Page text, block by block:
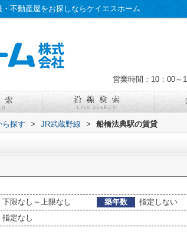
不動産屋をお探しならケイエスホーム
営業時間：10：00～
ら探す > JR武蔵野線 > 船橋法典駅の賃貸
下限なし～上限なし 築年数
指定しない
指定なし